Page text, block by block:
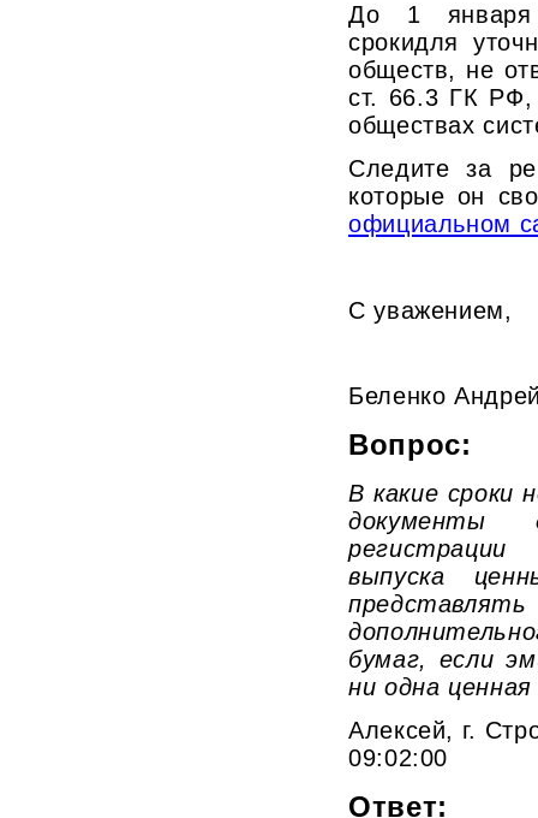
До 1 января
срокидля
обществ, не
ст. 66.3 ГК РФ,
обществах
Следите за
которые он
официальном
С уважением,
Беленко
Вопрос:
В какие сроки
документы
выпуска
бумаг, если
ни одна
Алексей, г.
09:02:00
Ответ: